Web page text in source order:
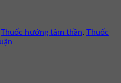
Thuốc hướng tâm thần, Thuốc